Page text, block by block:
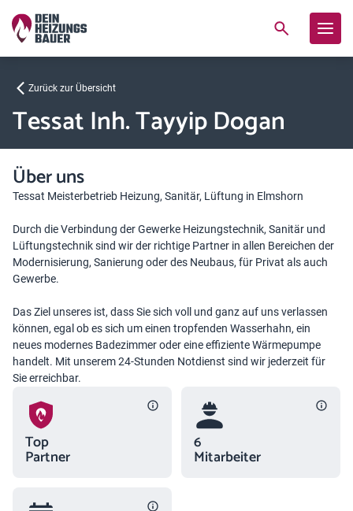
Zurück zur Übersicht
Tessat Inh. Tayyip Dogan
Über uns
Tessat Meisterbetrieb Heizung, Sanitär, Lüftung in Elmshorn
Durch die Verbindung der Gewerke Heizungstechnik, Sanitär und
Lüftungstechnik sind wir der richtige Partner in allen Bereichen der
Modernisierung, Sanierung oder des Neubaus, für Privat als auch
Gewerbe.
Das Ziel unseres ist, dass Sie sich voll und ganz auf uns verlassen
können, egal ob es sich um einen tropfenden Wasserhahn, ein
neues modernes Badezimmer oder eine effiziente Wärmepumpe
handelt. Mit unserem 24-Stunden Notdienst sind wir jederzeit für
Sie erreichbar.
Top
Partner
6
Mitarbeiter